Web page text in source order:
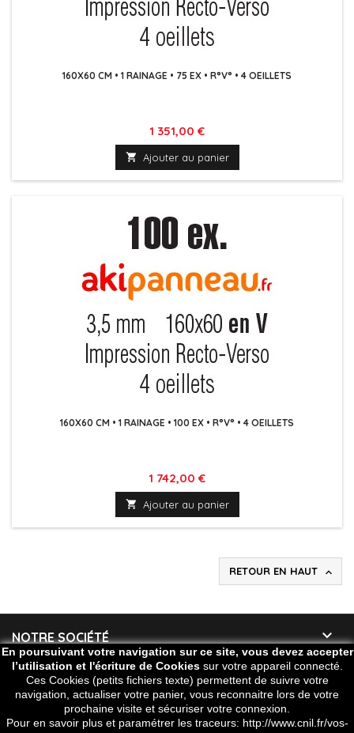
160X60 CM • 1 RAINAGE • 75 EX • R°V° • 4 OEILLETS
Prix
1 351,00 €
 Ajouter au panier
160X60 CM • 1 RAINAGE • 100 EX • R°V° • 4 OEILLETS
Prix
1 742,00 €
 Ajouter au panier
RETOUR EN HAUT 
NOTRE SOCIÉTÉ 
VOTRE COMPTE 
CONTACT 
En poursuivant votre navigation sur ce site, vous devez accepter
l’utilisation et l'écriture de Cookiessur votre appareil connecté.
Ces Cookies (petits fichiers texte) permettent de suivre votre
navigation, actualiser votre panier, vous reconnaitre lors de votre
prochaine visite et sécuriser votre connexion.
Pour en savoir plus et paramétrer les traceurs: http://www.cnil.fr/vos-